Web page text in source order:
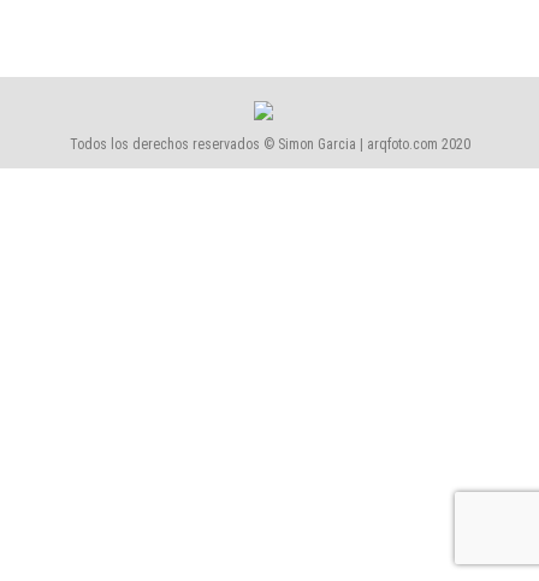
Todos los derechos reservados © Simon Garcia | arqfoto.com 2020